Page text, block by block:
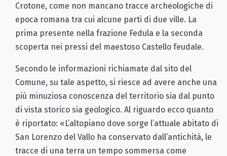
Crotone, come non mancano tracce archeologiche di
epoca romana tra cui alcune parti di due ville. La
prima presente nella frazione Fedula e la seconda
scoperta nei pressi del maestoso Castello feudale.
Secondo le informazioni richiamate dal sito del
Comune, su tale aspetto, si riesce ad avere anche una
più minuziosa conoscenza del territorio sia dal punto
di vista storico sia geologico. Al riguardo ecco quanto
è riportato: «L’altopiano dove sorge l’attuale abitato di
San Lorenzo del Vallo ha conservato dall’antichità, le
tracce di una terra un tempo sommersa come